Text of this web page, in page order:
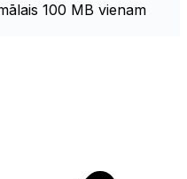
100 MB vienam